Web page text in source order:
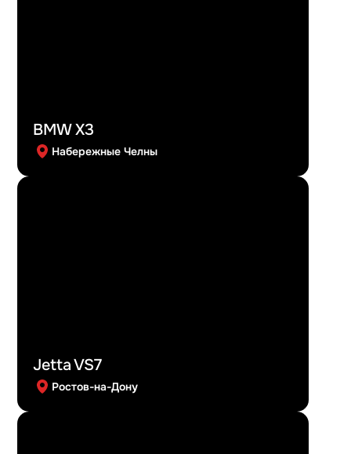
BMW X3
Набережные Челны
Jetta VS7
Ростов-на-Дону